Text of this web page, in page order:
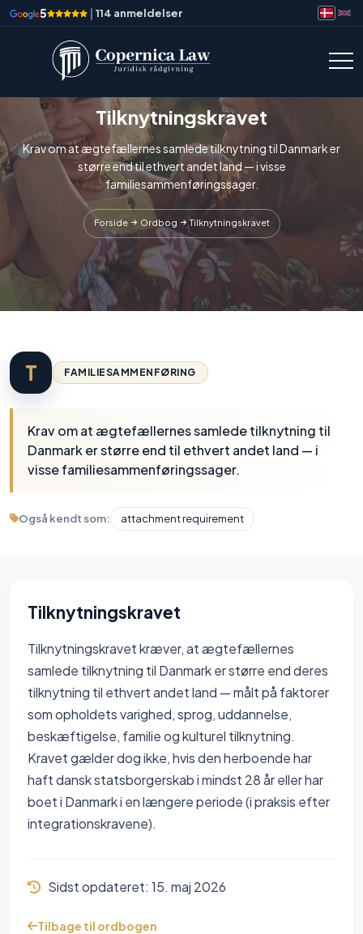
5 | 114 anmeldelser
Tilknytningskravet
Krav om at ægtefællernes samlede tilknytning til Danmark er
større end til ethvert andet land — i visse
familiesammenføringssager.
Forside Ordbog Tilknytningskravet
T FAMILIESAMMENFØRING
Krav om at ægtefællernes samlede tilknytning til
Danmark er større end til ethvert andet land — i
visse familiesammenføringssager.
Også kendt som: attachment requirement
Tilknytningskravet
Tilknytningskravet kræver, at ægtefællernes
samlede tilknytning til Danmark er større end deres
tilknytning til ethvert andet land — målt på faktorer
som opholdets varighed, sprog, uddannelse,
beskæftigelse, familie og kulturel tilknytning.
Kravet gælder dog ikke, hvis den herboende har
haft dansk statsborgerskab i mindst 28 år eller har
boet i Danmark i en længere periode (i praksis efter
integrationskravene).
Sidst opdateret: 15. maj 2026
Tilbage til ordbogen